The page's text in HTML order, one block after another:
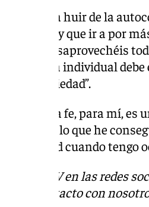
animado a huir de la
siempre hay que ir a por
No desaprovechéis
la mejora individual
de la sociedad”.
que “la fe, para mí,
por todo lo que he
cuando tengo
de 101TV en las redes
en contacto con